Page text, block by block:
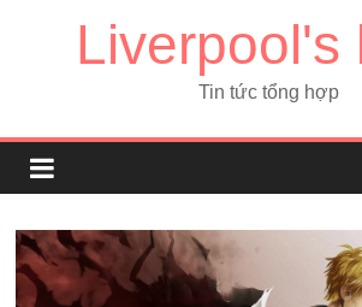
Liverpool's
Tin tức tổng hợp